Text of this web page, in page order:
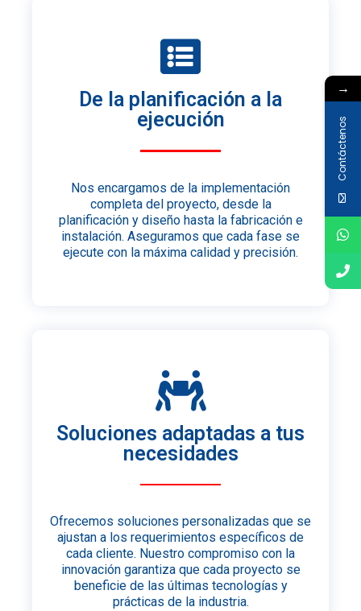
De la planificación a la
ejecución
Nos encargamos de la implementación
completa del proyecto, desde la
planificación y diseño hasta la fabricación e
instalación. Aseguramos que cada fase se
ejecute con la máxima calidad y precisión.
Soluciones adaptadas a tus
necesidades
Ofrecemos soluciones personalizadas que se
ajustan a los requerimientos específicos de
cada cliente. Nuestro compromiso con la
innovación garantiza que cada proyecto se
beneficie de las últimas tecnologías y
prácticas de la industria.
→
Contáctenos